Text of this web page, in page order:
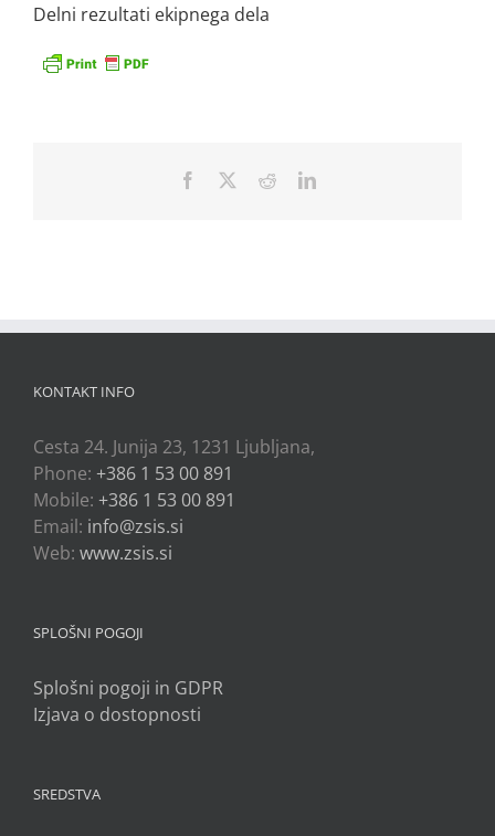
Delni rezultati ekipnega dela
Facebook RedditLinkedIn
KONTAKT INFO
Cesta 24. Junija 23, 1231 Ljubljana,
Phone: +386 1 53 00 891
Mobile: +386 1 53 00 891
Email: info@zsis.si
Web: www.zsis.si
SPLOŠNI POGOJI
Splošni pogoji in GDPR
Izjava o dostopnosti
SREDSTVA